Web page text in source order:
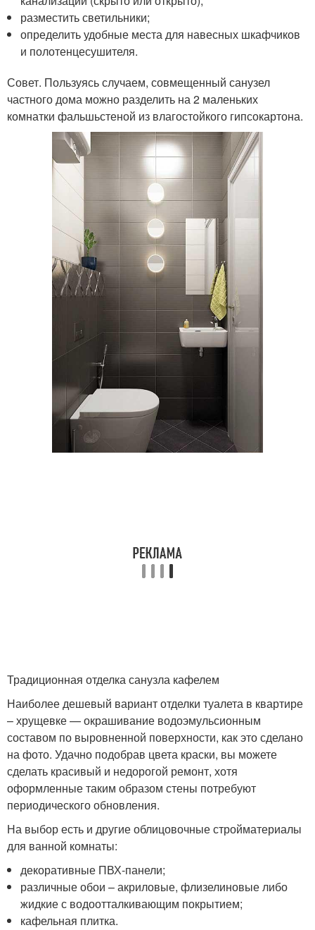
разместить светильники;
определить удобные места для навесных шкафчиков
и полотенцесушителя.
Совет. Пользуясь случаем, совмещенный санузел
частного дома можно разделить на 2 маленьких
комнатки фальшьстеной из влагостойкого гипсокартона.
Традиционная отделка санузла кафелем
Наиболее дешевый вариант отделки туалета в квартире
– хрущевке — окрашивание водоэмульсионным
составом по выровненной поверхности, как это сделано
на фото. Удачно подобрав цвета краски, вы можете
сделать красивый и недорогой ремонт, хотя
оформленные таким образом стены потребуют
периодического обновления.
На выбор есть и другие облицовочные стройматериалы
для ванной комнаты:
декоративные ПВХ-панели;
различные обои – акриловые, флизелиновые либо
жидкие с водоотталкивающим покрытием;
кафельная плитка.